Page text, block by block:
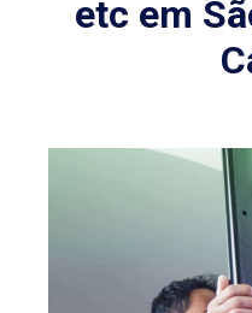
etc em